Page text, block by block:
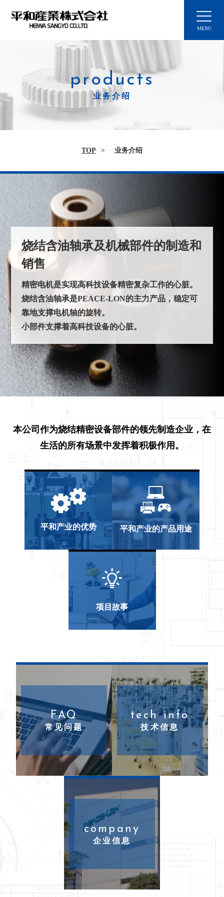
products
业务介绍
TOP 业务介绍
烧结含油轴承及机械部件的制造和
销售
精密电机是实现高科技设备精密复杂工作的心脏。
烧结含油轴承是PEACE-LON的主力产品，稳定可
靠地支撑电机轴的旋转。
小部件支撑着高科技设备的心脏。
本公司作为烧结精密设备部件的领先制造企业，在
生活的所有场景中发挥着积极作用。
平和产业的优势 平和产业的产品用途
项目故事
FAQ
常见问题
tech info
技术信息
company
企业信息